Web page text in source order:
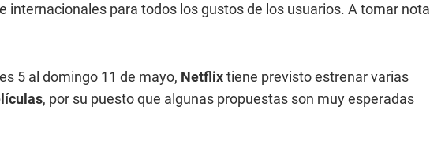
internacionales para todos los gustos de los usuarios. A tomar nota
5 al domingo 11 de mayo, Netflixtiene previsto estrenar varias
, por su puesto que algunas propuestas son muy esperadas